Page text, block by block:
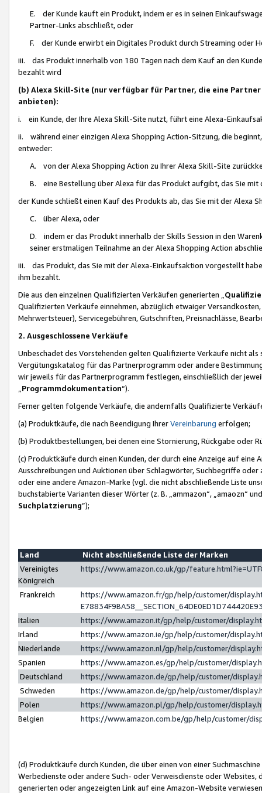
E. der Kunde kauft ein Produkt, indem er es in seinen
Partner-Links abschließt, oder
F. der Kunde erwirbt ein Digitales Produkt durch Streaming oder
iii. das Produkt innerhalb von 180 Tagen nach dem Kauf an den
bezahlt wird
(b) Alexa Skill-Site (nur verfügbar für Partner, die eine
anbieten):
i. ein Kunde, der Ihre Alexa Skill-Site nutzt, führt eine Alexa-
ii. während einer einzigen Alexa Shopping Action-Sitzung, die
entweder:
A. von der Alexa Shopping Action zu Ihrer Alexa Skill-Site
B. eine Bestellung über Alexa für das Produkt aufgibt, das Sie mit
der Kunde schließt einen Kauf des Produkts ab, das Sie mit der Alexa
C. über Alexa, oder
D. indem er das Produkt innerhalb der Skills Session in den
seiner erstmaligen Teilnahme an der Alexa Shopping Action
iii. das Produkt, das Sie mit der Alexa-Einkaufsaktion vorgestellt
ihm bezahlt.
Die aus den einzelnen Qualifizierten Verkäufen generierten „
Qualifizierten Verkäufe einnehmen, abzüglich etwaiger
Mehrwertsteuer), Servicegebühren, Gutschriften, Preisnachlässe,
2. Ausgeschlossene Verkäufe
Unbeschadet des Vorstehenden gelten Qualifizierte Verkäufe nicht
Vergütungskatalog für das Partnerprogramm oder andere
wir jeweils für das Partnerprogramm festlegen, einschließlich der
Programmdokumentation“).
Ferner gelten folgende Verkäufe, die andernfalls Qualifizierte
(a) Produktkäufe, die nach Beendigung IhrerVereinbarung erfolgen;
(b) Produktbestellungen, bei denen eine Stornierung, Rückgabe oder
(c) Produktkäufe durch einen Kunden, der durch eine Anzeige auf
Ausschreibungen und Auktionen über Schlagwörter, Suchbegriffe
oder eine andere Amazon-Marke (vgl. die nicht abschließende Liste
buchstabierte Varianten dieser Wörter (z. B. „ammazon“, „amaozn“
Suchplatzierung”);
Land
Nicht abschließende Liste der Marken
Vereinigtes
Königreich
https://www.amazon.co.uk/gp/
Frankreich
https://www.amazon.fr/gp/help/customer/
Italien
https://www.amazon.it/gp/help/customer/
Irland
https://www.amazon.ie/gp/help/customer/
Niederlande
https://www.amazon.nl/gp/help/customer/
Spanien
https://www.amazon.es/gp/help/customer/
Deutschland
https://www.amazon.de/gp/help/customer/
Schweden
https://www.amazon.de/gp/help/customer/
Polen
https://www.amazon.pl/gp/help/customer/
Belgien
https://www.amazon.com.be/gp/help/customer/
(d) Produktkäufe durch Kunden, die über einen von einer
Werbedienste oder andere Such- oder Verweisdienste oder Websites,
generierten oder angezeigten Link auf eine Amazon-Website